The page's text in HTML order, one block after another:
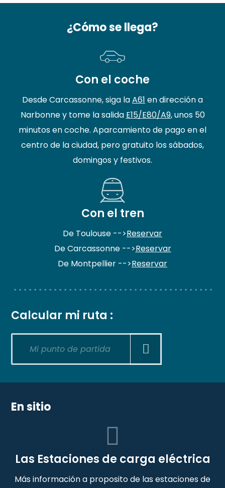
¿Cómo se llega?
Con el coche
Desde Carcassonne, siga laA61 en dirección a
Narbonne y tome la salida E15/E80/A9, unos 50
minutos en coche. Aparcamiento de pago en el
centro de la ciudad, pero gratuito los sábados,
domingos y festivos.
Con el tren
De Toulouse -->Reservar
De Carcassonne -->Reservar
De Montpellier -->Reservar
Calcular mi ruta :
En sitio
Las Estaciones de carga eléctrica
Más información a proposito de las estaciones de